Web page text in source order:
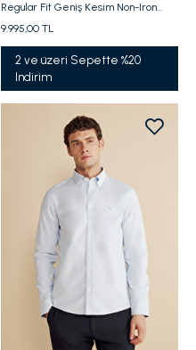
Regular Fit Geniş Kesim Non-Iron
9.995,00 TL
2 ve üzeri Sepette %20
Indirim